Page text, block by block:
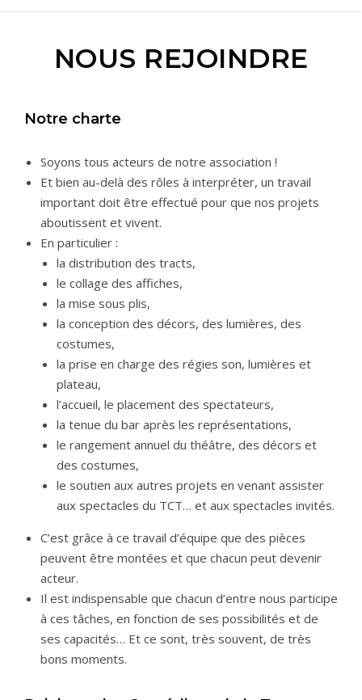
NOUS REJOINDRE
Notre charte
Soyons tous acteurs de notre association !
Et bien au-delà des rôles à interpréter, un travail
important doit être effectué pour que nos projets
aboutissent et vivent.
En particulier :
la distribution des tracts,
le collage des affiches,
la mise sous plis,
la conception des décors, des lumières, des
costumes,
la prise en charge des régies son, lumières et
plateau,
l’accueil, le placement des spectateurs,
la tenue du bar après les représentations,
le rangement annuel du théâtre, des décors et
des costumes,
le soutien aux autres projets en venant assister
aux spectacles du TCT… et aux spectacles invités.
C’est grâce à ce travail d’équipe que des pièces
peuvent être montées et que chacun peut devenir
acteur.
Il est indispensable que chacun d’entre nous participe
à ces tâches, en fonction de ses possibilités et de
ses capacités… Et ce sont, très souvent, de très
bons moments.